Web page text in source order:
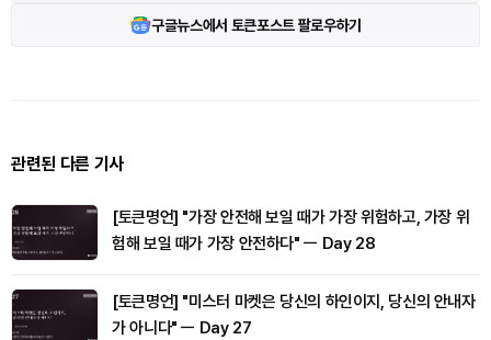
구글뉴스에서 토큰포스트 팔로우하기
관련된 다른 기사
[토큰명언] "가장 안전해 보일 때가 가장 위험하고, 가장 위
험해 보일 때가 가장 안전하다" ㅡ Day 28
[토큰명언] "미스터 마켓은 당신의 하인이지, 당신의 안내자
가 아니다" ㅡ Day 27